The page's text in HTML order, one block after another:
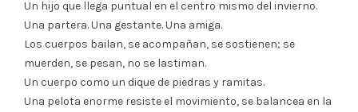
Un hijo que llega puntual en el centro mismo del invierno.
Una partera. Una gestante. Una amiga.
Los cuerpos bailan, se acompañan, se sostienen; se
muerden, se pesan, no se lastiman.
Un cuerpo como un dique de piedras y ramitas.
Una pelota enorme resiste el movimiento, se balancea en la